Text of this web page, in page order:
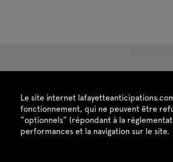
Le site internet
fonctionnement, qui ne peuvent être
“optionnels” (répondant à la
performances et la navigation sur le site.
Crédits Mentions légales